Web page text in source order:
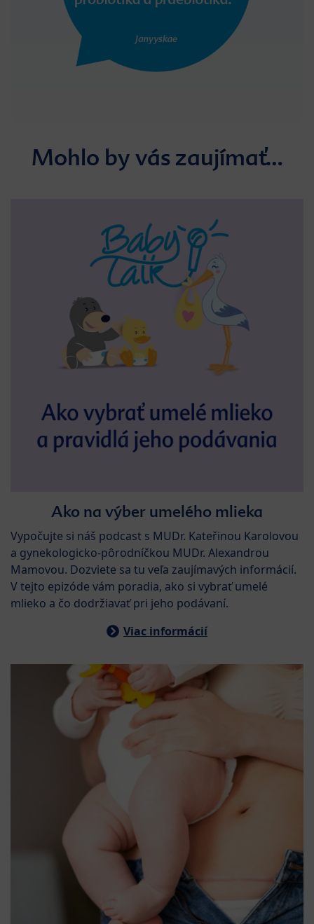
Mohlo by vás zaujímať…
Ako na výber umelého mlieka
Vypočujte si náš podcast s MUDr. Kateřinou Karolovou
a gynekologicko-pôrodníčkou MUDr. Alexandrou
Mamovou. Dozviete sa tu veľa zaujímavých informácií.
V tejto epizóde vám poradia, ako si vybrať umelé
mlieko a čo dodržiavať pri jeho podávaní.
Viac informácií